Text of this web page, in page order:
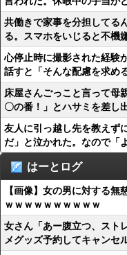
共働きで家事を分担してる
る。スマホをいじると不機
心停止時に撮影された経験
話すと「そんな配慮を求め
床屋さんごっこと言って母
〇の番！」とハサミを差し
友人に引っ越し先を教えず
だ」と泣かれた。なので「
はーとログ
【画像】女の男に対する
ｗｗｗｗｗｗｗｗｗｗ
女さん「あー腹立つ、スト
メグッズ予約してキャンセ